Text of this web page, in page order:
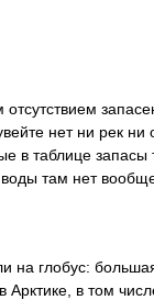
нет ни рек ни
в таблице запасы
воды там нет
на глобус:
Арктике, в том